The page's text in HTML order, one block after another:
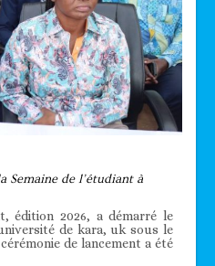
Semaine de l’étudiant à
édition 2026, a démarré le
de kara, uk sous le
de lancement a été